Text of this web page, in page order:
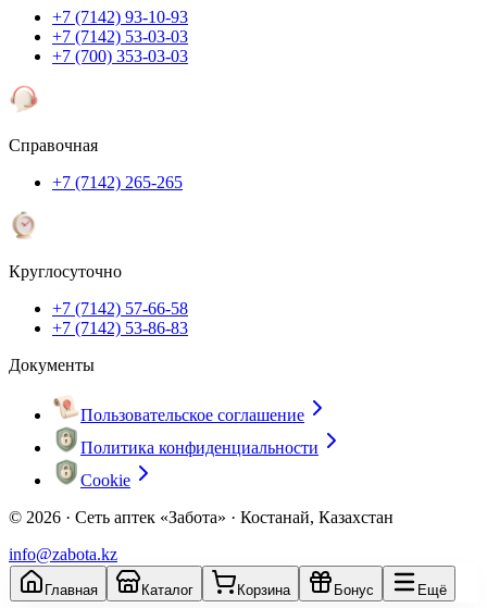
+7 (7142) 93-10-93
+7 (7142) 53-03-03
+7 (700) 353-03-03
Справочная
+7 (7142) 265-265
Круглосуточно
+7 (7142) 57-66-58
+7 (7142) 53-86-83
Документы
Пользовательское соглашение
Политика конфиденциальности
Cookie
© 2026 · Сеть аптек «Забота» · Костанай, Казахстан
info@zabota.kz
Главная Каталог Корзина Бонус Ещё